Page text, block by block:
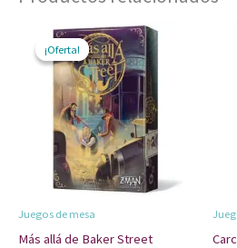
¡Oferta!
¡Oferta!
Juegos de mesa
Más allá de Baker Street
El
precio
original
era:
$25.000.
El
precio
actual
es:
$13.000.